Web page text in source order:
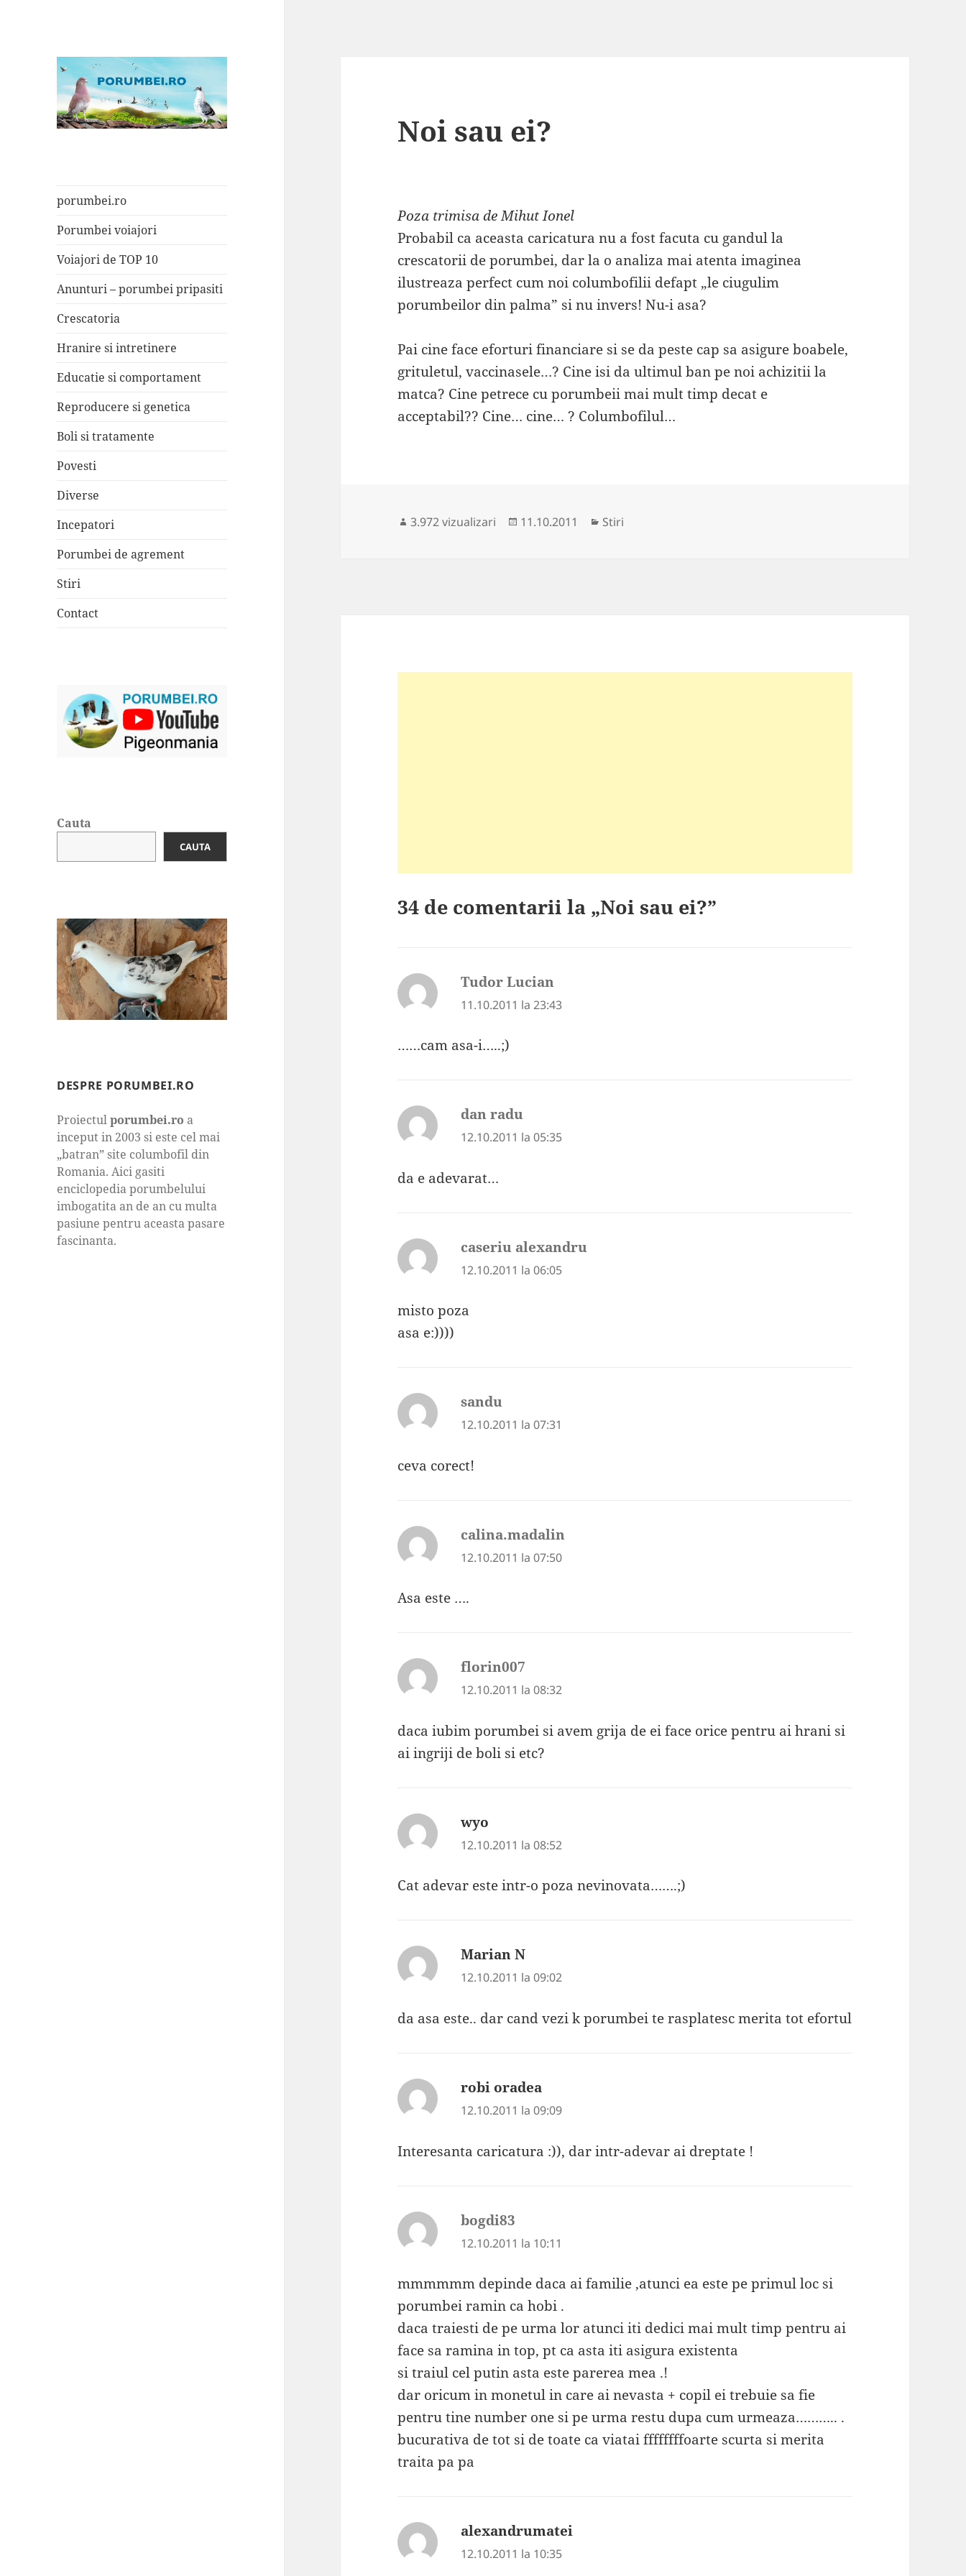
porumbei.ro
Porumbei voiajori
Voiajori de TOP 10
Anunturi – porumbei pripasiti
Crescatoria
Hranire si intretinere
Educatie si comportament
Reproducere si genetica
Boli si tratamente
Povesti
Diverse
Incepatori
Porumbei de agrement
Stiri
Contact
Cauta
CAUTA
DESPRE PORUMBEI.RO
Proiectulporumbei.ro a
inceput in 2003 si este cel mai
„batran” site columbofil din
Romania. Aici gasiti
enciclopedia porumbelului
imbogatita an de an cu multa
pasiune pentru aceasta pasare
fascinanta.
Noi sau ei?
Poza trimisa de Mihut Ionel
Probabil ca aceasta caricatura nu a fost facuta cu gandul la
crescatorii de porumbei, dar la o analiza mai atenta imaginea
ilustreaza perfect cum noi columbofilii defapt „le ciugulim
porumbeilor din palma” si nu invers! Nu-i asa?
Pai cine face eforturi financiare si se da peste cap sa asigure boabele,
grituletul, vaccinasele…? Cine isi da ultimul ban pe noi achizitii la
matca? Cine petrece cu porumbeii mai mult timp decat e
acceptabil?? Cine… cine… ? Columbofilul…
3.972 vizualizari
Publicat
11.10.2011 Categorii
Stiri
34 de comentarii la „Noi sau ei?”
Tudor Lucian
11.10.2011 la 23:43
……cam asa-i…..;)
dan radu
12.10.2011 la 05:35
da e adevarat…
caseriu alexandru
12.10.2011 la 06:05
misto poza
asa e:))))
sandu
12.10.2011 la 07:31
ceva corect!
calina.madalin
12.10.2011 la 07:50
Asa este ….
florin007
12.10.2011 la 08:32
daca iubim porumbei si avem grija de ei face orice pentru ai hrani si
ai ingriji de boli si etc?
wyo
12.10.2011 la 08:52
Cat adevar este intr-o poza nevinovata…….;)
Marian N
12.10.2011 la 09:02
da asa este.. dar cand vezi k porumbei te rasplatesc merita tot efortul
robi oradea
12.10.2011 la 09:09
Interesanta caricatura :)), dar intr-adevar ai dreptate !
bogdi83
12.10.2011 la 10:11
mmmmmm depinde daca ai familie ,atunci ea este pe primul loc si
porumbei ramin ca hobi .
daca traiesti de pe urma lor atunci iti dedici mai mult timp pentru ai
face sa ramina in top, pt ca asta iti asigura existenta
si traiul cel putin asta este parerea mea .!
dar oricum in monetul in care ai nevasta + copil ei trebuie sa fie
pentru tine number one si pe urma restu dupa cum urmeaza……….. .
bucurativa de tot si de toate ca viatai ffffffffoarte scurta si merita
traita pa pa
alexandrumatei
12.10.2011 la 10:35